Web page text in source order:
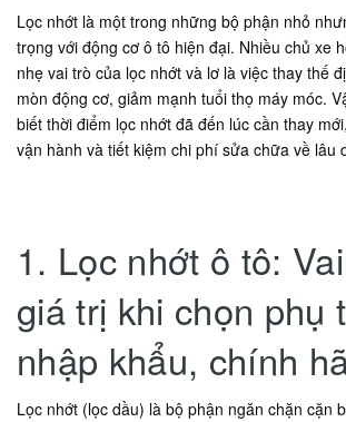
Lọc nhớt là một trong những bộ phận nhỏ
trọng với động cơ ô tô hiện đại. Nhiều chủ xe
nhẹ vai trò của lọc nhớt và lơ là việc thay thế
mòn động cơ, giảm mạnh tuổi thọ máy móc.
biết thời điểm lọc nhớt đã đến lúc cần thay
vận hành và tiết kiệm chi phí sửa chữa về lâu
1. Lọc nhớt ô tô:
giá trị khi chọn phụ
nhập khẩu, chính
Lọc nhớt (lọc dầu) là bộ phận ngăn chặn cặn